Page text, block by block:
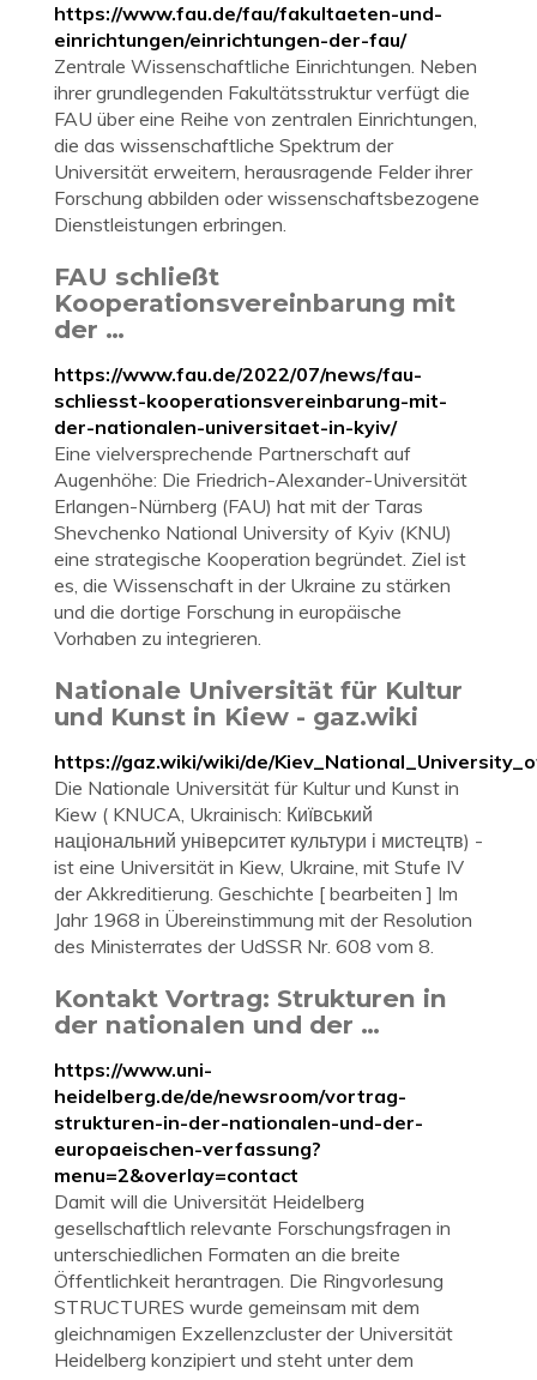
https://www.fau.de/fau/fakultaeten-und-
einrichtungen/einrichtungen-der-fau/
Zentrale Wissenschaftliche Einrichtungen. Neben
ihrer grundlegenden Fakultätsstruktur verfügt die
FAU über eine Reihe von zentralen Einrichtungen,
die das wissenschaftliche Spektrum der
Universität erweitern, herausragende Felder ihrer
Forschung abbilden oder wissenschaftsbezogene
Dienstleistungen erbringen.
FAU schließt
Kooperationsvereinbarung mit
der …
https://www.fau.de/2022/07/news/fau-
schliesst-kooperationsvereinbarung-mit-
der-nationalen-universitaet-in-kyiv/
Eine vielversprechende Partnerschaft auf
Augenhöhe: Die Friedrich-Alexander-Universität
Erlangen-Nürnberg (FAU) hat mit der Taras
Shevchenko National University of Kyiv (KNU)
eine strategische Kooperation begründet. Ziel ist
es, die Wissenschaft in der Ukraine zu stärken
und die dortige Forschung in europäische
Vorhaben zu integrieren.
Nationale Universität für Kultur
und Kunst in Kiew - gaz.wiki
https://gaz.wiki/wiki/de/
Die Nationale Universität für Kultur und Kunst in
Kiew ( KNUCA, Ukrainisch: Київський
національний університет культури і мистецтв) -
ist eine Universität in Kiew, Ukraine, mit Stufe IV
der Akkreditierung. Geschichte [ bearbeiten ] Im
Jahr 1968 in Übereinstimmung mit der Resolution
des Ministerrates der UdSSR Nr. 608 vom 8.
Kontakt Vortrag: Strukturen in
der nationalen und der …
https://www.uni-
heidelberg.de/de/newsroom/vortrag-
strukturen-in-der-nationalen-und-der-
europaeischen-verfassung?
menu=2&overlay=contact
Damit will die Universität Heidelberg
gesellschaftlich relevante Forschungsfragen in
unterschiedlichen Formaten an die breite
Öffentlichkeit herantragen. Die Ringvorlesung
STRUCTURES wurde gemeinsam mit dem
gleichnamigen Exzellenzcluster der Universität
Heidelberg konzipiert und steht unter dem